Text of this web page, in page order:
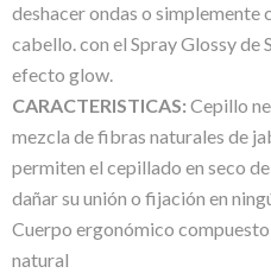
deshacer ondas o
cabello. con el Spray Glossy
efecto glow.
CARACTERISTICAS: Cepillo
mezcla de fibras naturales de
permiten el cepillado en seco
dañar su unión o fijación en
Cuerpo ergonómico
natural